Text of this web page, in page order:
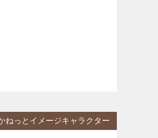
ねっとイメージキャラクター